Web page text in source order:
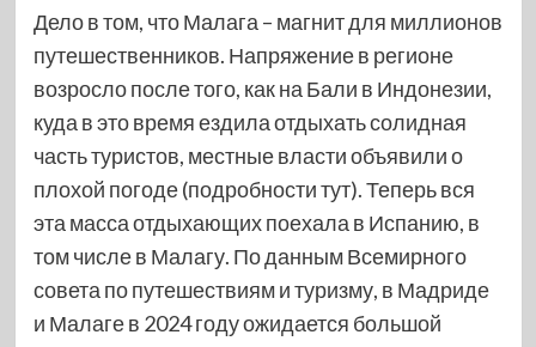
Дело в том, что Малага – магнит для миллионов
путешественников. Напряжение в регионе
возросло после того, как на Бали в Индонезии,
куда в это время ездила отдыхать солидная
часть туристов, местные власти объявили о
плохой погоде (подробности тут). Теперь вся
эта масса отдыхающих поехала в Испанию, в
том числе в Малагу. По данным Всемирного
совета по путешествиям и туризму, в Мадриде
и Малаге в 2024 году ожидается большой